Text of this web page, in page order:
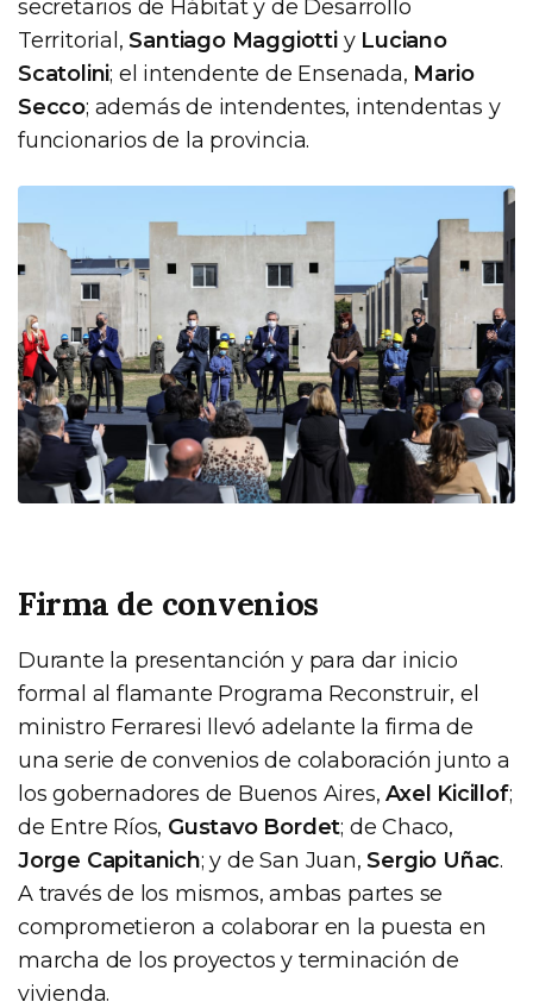
secretarios de Hábitat y de Desarrollo
Territorial,Santiago Maggiottiy Luciano
Scatolini; el intendente de Ensenada, Mario
Secco; además de intendentes, intendentas y
funcionarios de la provincia.
Firma de convenios
Durante la presentanción y para dar inicio
formal al flamante Programa Reconstruir, el
ministro Ferraresi llevó adelante la firma de
una serie de convenios de colaboración junto a
los gobernadores de Buenos Aires,Axel Kicillof;
de Entre Ríos, Gustavo Bordet; de Chaco,
Jorge Capitanich; y de San Juan,Sergio Uñac.
A través de los mismos, ambas partes se
comprometieron a colaborar en la puesta en
marcha de los proyectos y terminación de
vivienda.